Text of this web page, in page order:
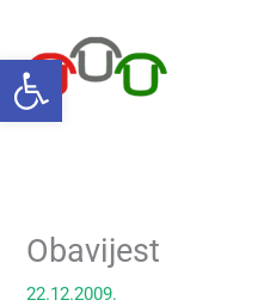
Open toolbar
content
Obavijest
22.12.2009.